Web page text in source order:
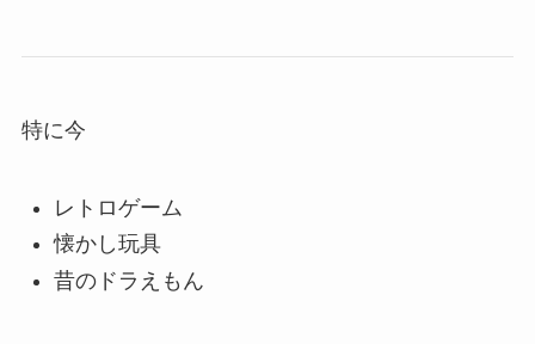
特に今
レトロゲーム
懐かし玩具
昔のドラえもん